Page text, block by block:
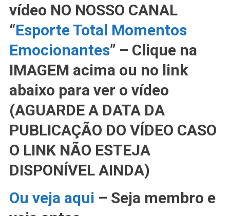
vídeo NO NOSSO CANAL
“Esporte Total Momentos
Emocionantes” – Clique na
IMAGEM acima ou no link
abaixo para ver o vídeo
(AGUARDE A DATA DA
PUBLICAÇÃO DO VÍDEO CASO
O LINK NÃO ESTEJA
DISPONÍVEL AINDA)
Ou veja aqui – Seja membro e